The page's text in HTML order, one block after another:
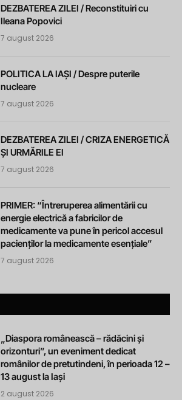
DEZBATEREA ZILEI / Reconstituiri cu
Ileana Popovici
7 august 2026
POLITICA LA IAȘI / Despre puterile
nucleare
7 august 2026
DEZBATEREA ZILEI / CRIZA ENERGETICĂ
ȘI URMĂRILE EI
7 august 2026
PRIMER: “Întreruperea alimentării cu
energie electrică a fabricilor de
medicamente va pune în pericol accesul
pacienților la medicamente esențiale”
7 august 2026
„Diaspora românească – rădăcini și
orizonturi”, un eveniment dedicat
românilor de pretutindeni, în perioada 12 –
13 august la Iași
2 august 2026